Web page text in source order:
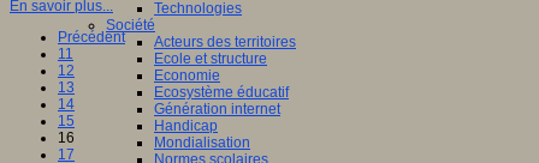
Technologies
Société
Acteurs des territoires
Ecole et structure
Economie
Ecosystème éducatif
Génération internet
Handicap
Mondialisation
Normes scolaires
En savoir plus...
Précédent
11
12
13
14
15
16
17